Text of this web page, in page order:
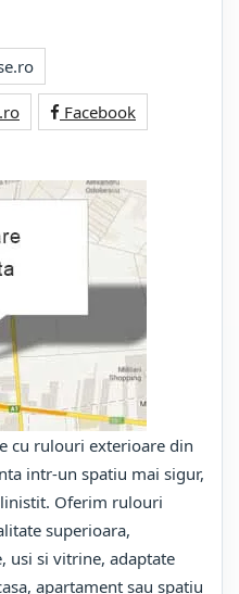
Facebook
cu rulouri exterioare din
intr-un spatiu mai sigur,
Oferim rulouri
superioara,
usi si vitrine, adaptate
apartament sau spatiu